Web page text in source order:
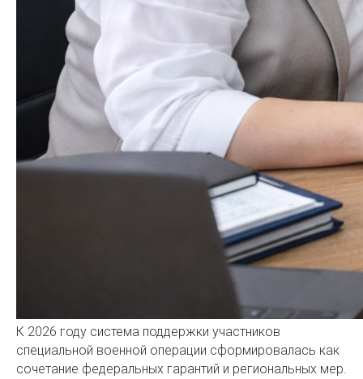
К 2026 году система поддержки участников
специальной военной операции сформировалась как
сочетание федеральных гарантий и региональных мер.